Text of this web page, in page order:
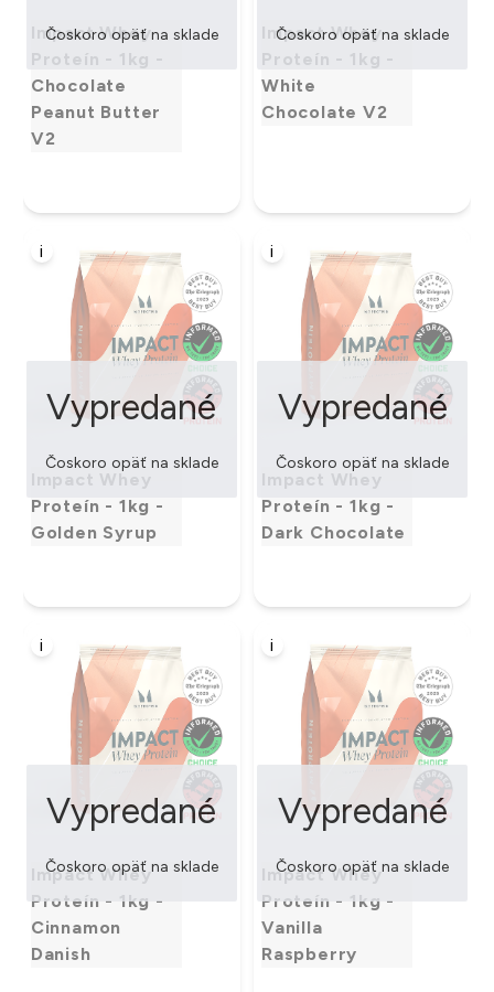
Impact Whey
Proteín - 1kg -
Chocolate
Peanut Butter
V2
Čoskoro opäť na sklade
Impact Whey
Proteín - 1kg -
White
Chocolate V2
Čoskoro opäť na sklade
i
Impact Whey
Proteín - 1kg -
Golden Syrup
Vypredané
Čoskoro opäť na sklade
i
Impact Whey
Proteín - 1kg -
Dark Chocolate
Vypredané
Čoskoro opäť na sklade
i
Impact Whey
Proteín - 1kg -
Cinnamon
Danish
Vypredané
Čoskoro opäť na sklade
i
Impact Whey
Proteín - 1kg -
Vanilla
Raspberry
Vypredané
Čoskoro opäť na sklade